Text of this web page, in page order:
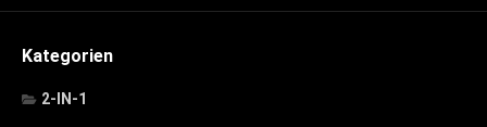
Kategorien
2-IN-1